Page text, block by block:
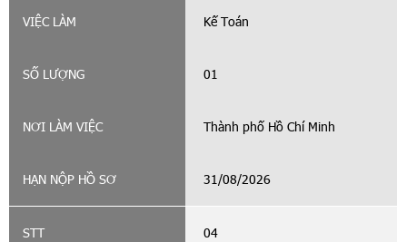
Kế Toán
01
Thành phố Hồ Chí Minh
31/08/2026
04